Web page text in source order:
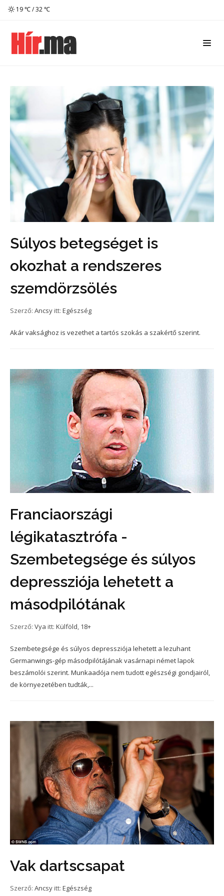
19 ℃ / 32 ℃
Súlyos betegséget is
okozhat a rendszeres
szemdörzsölés
Szerző: Ancsy itt: Egészség
Akár vaksághoz is vezethet a tartós szokás a szakértő szerint.
Franciaországi
légikatasztrófa -
Szembetegsége és súlyos
depressziója lehetett a
másodpilótának
Szerző: Vya itt: Külföld, 18+
Szembetegsége és súlyos depressziója lehetett a lezuhant
Germanwings-gép másodpilótájának vasárnapi német lapok
beszámolói szerint. Munkaadója nem tudott egészségi gondjairól,
de környezetében tudták,...
Vak dartscsapat
Szerző: Ancsy itt: Egészség